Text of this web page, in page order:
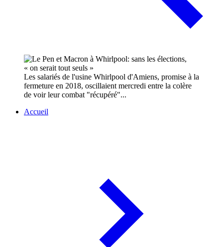
Les salariés de l'usine Whirlpool d'Amiens, promise à la
fermeture en 2018, oscillaient mercredi entre la colère
de voir leur combat "récupéré"...
Accueil